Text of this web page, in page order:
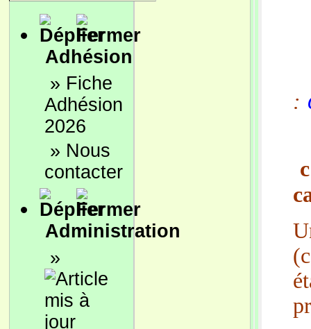
Adhésion
» Fiche
Adhésion
2026
» Nous
contacter
Administration
»
: